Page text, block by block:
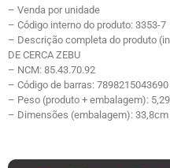
– Venda por unidade
– Código interno do produto: 3353-7
– Descrição completa do produto
DE CERCA ZEBU
– NCM: 85.43.70.92
– Código de barras: 7898215043690
– Peso (produto + embalagem):
– Dimensões (embalagem):